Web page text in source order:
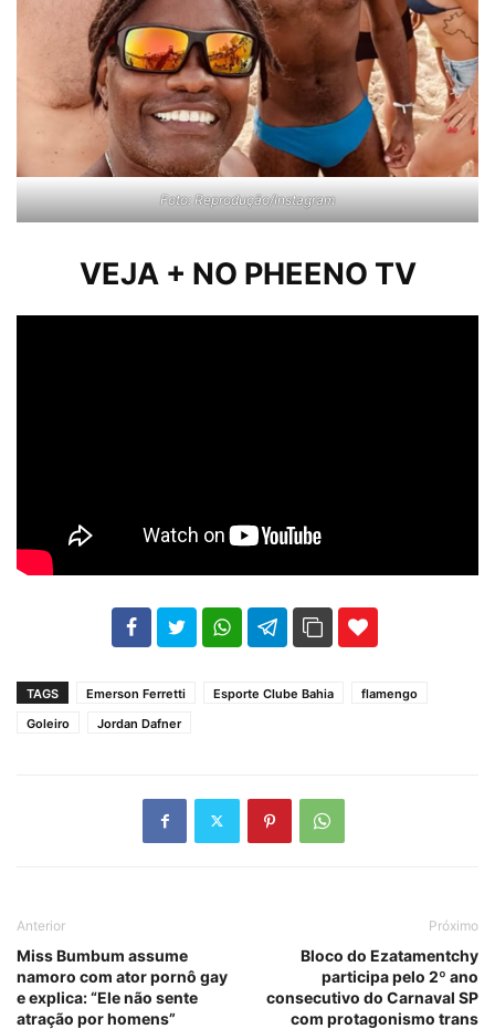
Foto: Reprodução/Instagram
VEJA + NO PHEENO TV
102 35
TAGS Emerson Ferretti Esporte Clube Bahia
flamengo
Goleiro
Jordan Dafner
Anterior
Miss Bumbum assume
namoro com ator pornô gay
e explica: “Ele não sente
atração por homens”
Próximo
Bloco do Ezatamentchy
participa pelo 2º ano
consecutivo do Carnaval SP
com protagonismo trans